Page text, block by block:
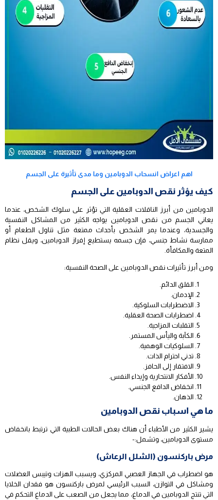
اهم اعراض انسحاب الدوبامين وما مدى تأثيرة على الجسم
كيف يؤثر نقص الدوبامين على الجسم
الدوبامين من أبرز الناقلات العقلية التي تؤثر على سلوك الشخص، عندما
يعاني الجسم من نقص الدوبامين يواجه الكثير من المشاكل النفسية
والجسدية، وعندما يمر الشخص بأحداث ممتعة مثل تناول الطعام أو
ممارسة نشاط جنسي، فإن جسمه يستطيع إفراز الدوبامين، ويقل نظام
المتعة والمكافأة.
ومن أبرز تأثيرات نقص الدوبامين على الصحة النفسية:
القلق الدائم.
الإدمان.
الاضطرابات السلوكية.
اضطرابات الصحة العقلية.
التقلبات المزاجية.
الكآبة واليأس المستمر.
السلوكيات الوهمية.
تدني احترام الذات.
الافتقار إلى الحافز.
الأفكار الانتحارية وإيذاء النفس.
انخفاض الدافع الجنسي.
الذهان.
ما هي اسباب نقص الدوبامين
يشير الكثير من الأطباء أن هناك بعض الحالات الطبية التي ترتبط بانخفاض
مستوى الدوبامين، وتشمل:-
مرض باركنسون (الشلل الرعاش)
هو اضطراب في الجهاز العصبي المركزي، ويسبب الهزات وتيبس العضلات
ومشاكل في التوازن، السبب الرئيسي لمرض باركنسون هو فقدان الخلايا
التي تنتج الدوبامين في الدماغ، مما يجعل من الصعب على الدماغ التحكم في